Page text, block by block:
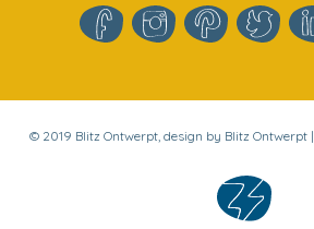
© 2019 Blitz Ontwerpt, design by Blitz Ontwerpt |